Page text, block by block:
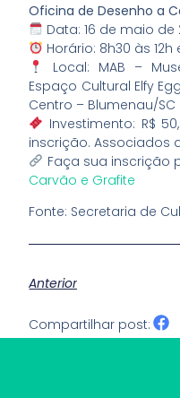
Oficina de Desenho a
Data: 16 de maio
Horário: 8h30 às 12h
Local: MAB –
Espaço Cultural Elfy
Centro – Blumenau/SC
Investimento: R$
inscrição. Associados
Faça sua inscrição
Carvão e Grafite
Fonte: Secretaria de
Anterior
Compartilhar post: